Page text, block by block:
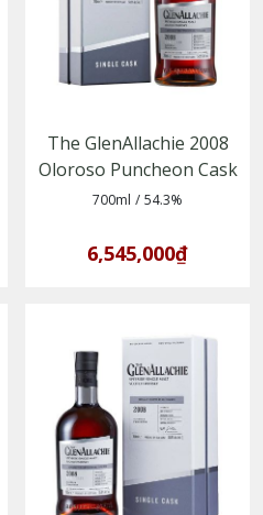
The GlenAllachie 2008
Oloroso Puncheon Cask
No. 800502
700ml / 54.3%
6,545,000₫